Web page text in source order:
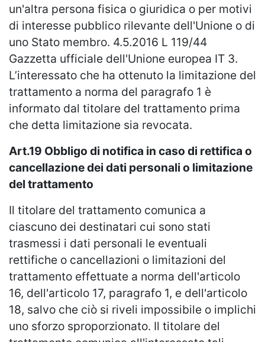
un'altra persona fisica o giuridica o per motivi
di interesse pubblico rilevante dell'Unione o di
uno Stato membro. 4.5.2016 L 119/44
Gazzetta ufficiale dell'Unione europea IT 3.
L’interessato che ha ottenuto la limitazione del
trattamento a norma del paragrafo 1 è
informato dal titolare del trattamento prima
che detta limitazione sia revocata.
Art.19 Obbligo di notifica in caso di rettifica o
cancellazione dei dati personali o limitazione
del trattamento
Il titolare del trattamento comunica a
ciascuno dei destinatari cui sono stati
trasmessi i dati personali le eventuali
rettifiche o cancellazioni o limitazioni del
trattamento effettuate a norma dell'articolo
16, dell'articolo 17, paragrafo 1, e dell'articolo
18, salvo che ciò si riveli impossibile o implichi
uno sforzo sproporzionato. Il titolare del